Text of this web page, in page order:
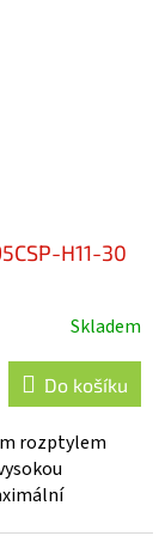
H11-30
Skladem
Do košíku
rozptylem